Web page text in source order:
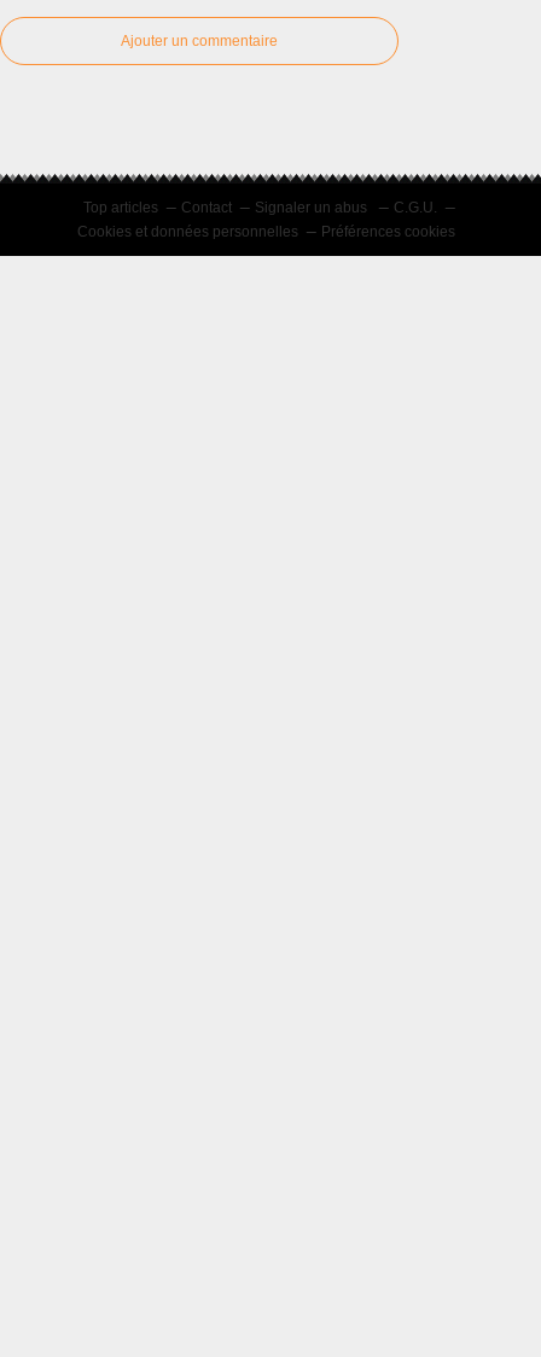
Ajouter un commentaire
Top articles Contact Signaler un abus
C.G.U.
Cookies et données personnelles
Préférences cookies